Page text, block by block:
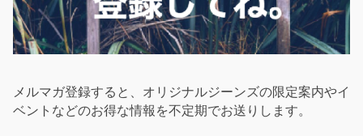
メルマガ登録すると、オリジナルジーンズの限定案内やイ
ベントなどのお得な情報を不定期でお送りします。